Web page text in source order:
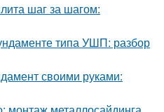
шаг за шагом:
типа УШП: разбор
своими руками: